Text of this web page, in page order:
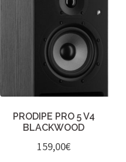
PRODIPE PRO 5 V4
BLACKWOOD
159,00€